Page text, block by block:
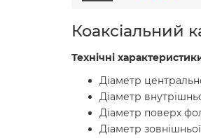
Коаксіальний
Технічні
Діаметр
Діаметр
Діаметр поверх
Діаметр зовнішньої